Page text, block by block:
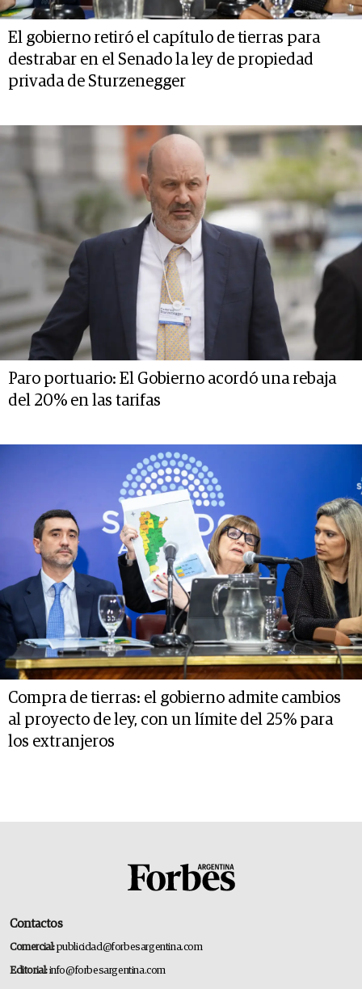
El gobierno retiró el capítulo de tierras para
destrabar en el Senado la ley de propiedad
privada de Sturzenegger
Paro portuario: El Gobierno acordó una rebaja
del 20% en las tarifas
Compra de tierras: el gobierno admite cambios
al proyecto de ley, con un límite del 25% para
los extranjeros
Contactos
Comercial:publicidad@forbesargentina.com
Editorial:info@forbesargentina.com